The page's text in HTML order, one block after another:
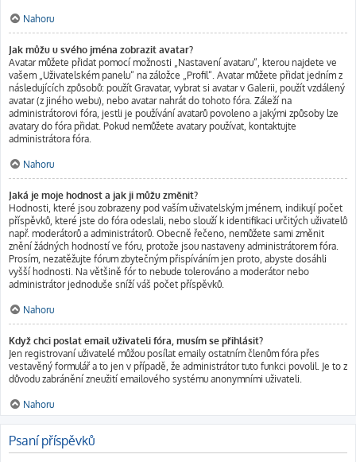
Nahoru
Jak můžu u svého jména zobrazit avatar?
Avatar můžete přidat pomocí možnosti „Nastavení avataru“, kterou najdete ve
vašem „Uživatelském panelu“ na záložce „Profil“. Avatar můžete přidat jedním z
následujících způsobů: použít Gravatar, vybrat si avatar v Galerii, použít vzdálený
avatar (z jiného webu), nebo avatar nahrát do tohoto fóra. Záleží na
administrátorovi fóra, jestli je používání avatarů povoleno a jakými způsoby lze
avatary do fóra přidat. Pokud nemůžete avatary používat, kontaktujte
administrátora fóra.
Nahoru
Jaká je moje hodnost a jak ji můžu změnit?
Hodnosti, které jsou zobrazeny pod vaším uživatelským jménem, indikují počet
příspěvků, které jste do fóra odeslali, nebo slouží k identifikaci určitých uživatelů
např. moderátorů a administrátorů. Obecně řečeno, nemůžete sami změnit
znění žádných hodností ve fóru, protože jsou nastaveny administrátorem fóra.
Prosím, nezatěžujte fórum zbytečným přispíváním jen proto, abyste dosáhli
vyšší hodnosti. Na většině fór to nebude tolerováno a moderátor nebo
administrátor jednoduše sníží váš počet příspěvků.
Nahoru
Když chci poslat email uživateli fóra, musím se přihlásit?
Jen registrovaní uživatelé můžou posílat emaily ostatním členům fóra přes
vestavěný formulář a to jen v případě, že administrátor tuto funkci povolil. Je to z
důvodu zabránění zneužití emailového systému anonymními uživateli.
Nahoru
Psaní příspěvků